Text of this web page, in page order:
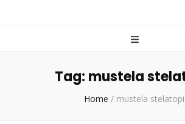
Tag: mustela
Home / mustela